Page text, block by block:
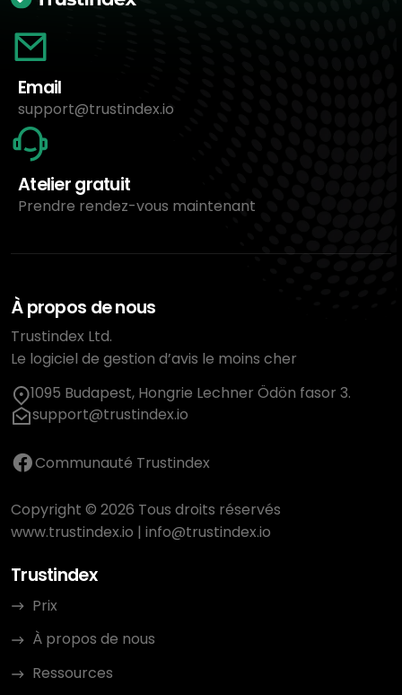
Email
support@trustindex.io
Atelier gratuit
Prendre rendez-vous maintenant
À propos de nous
Trustindex Ltd.
Le logiciel de gestion d’avis le moins cher
1095 Budapest, Hongrie Lechner Ödön fasor 3.
support@trustindex.io
Communauté Trustindex
Copyright © 2026 Tous droits réservés
www.trustindex.io | info@trustindex.io
Trustindex
Prix
À propos de nous
Ressources